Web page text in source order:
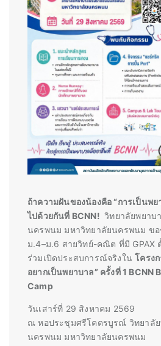
ถ้าความฝันของน้องคือ “การเป็นพย
ไปด้วยกันที่ BCNN! วิทยาลัยพยา
นครพนม มหาวิทยาลัยนครพนม ข
ม.4–ม.6 สายวิทย์-คณิต ที่มี GPAX
ร่วมเปิดประสบการณ์จริงในโครง
อยากเป็นพยาบาล” ครั้งที่ 1 BCNN
Camp
วันเสาร์ที่ 29 สิงหาคม 2569
ณ หอประชุมศรีโคตรบูรณ์ วิทยาลั
นครพนม มหาวิทยาลัยนครพนม